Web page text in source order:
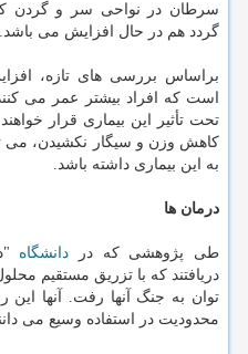
سرطان در نواحی سر و گردن
گردد هم در حال افزایش می باشد.
براساس بررسی های تازه،
است كه افراد بیشتر عمر می
تحت تأثیر این بیماری قرار
كاهش وزن و سیگار نكشیدن، می
به این بیماری داشته باشد.
درمان ها
طی پژوهشی كه در دانشگاه
دریافتند كه با تزریق مستقیم
توان به جنگ آنها رفت. آنها
محدودیت در استفاده وسیع می